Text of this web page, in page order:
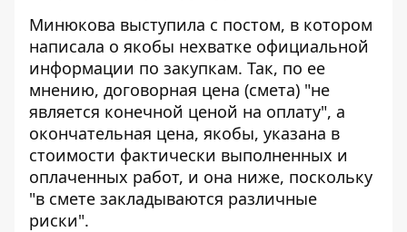
Минюкова выступила с постом, в котором
написала о якобы нехватке официальной
информации по закупкам. Так, по ее
мнению, договорная цена (смета) "не
является конечной ценой на оплату", а
окончательная цена, якобы, указана в
стоимости фактически выполненных и
оплаченных работ, и она ниже, поскольку
"в смете закладываются различные
риски".